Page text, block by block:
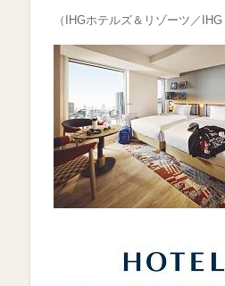
（IHGホテルズ＆リゾーツ／